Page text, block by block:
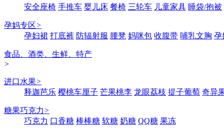
安全座椅 手推车 婴儿床 餐椅 三轮车 儿童家具 睡袋/抱被
孕妈专区>
孕妇裙 打底裤 防辐射服 腰凳 妈咪包 收腹带 哺乳文胸 孕
食品、酒类、生鲜、特产
>
进口水果>
释迦芭乐 樱桃车厘子 芒果桃李 龙眼荔枝 提子葡萄 奇异
糖果巧克力>
巧克力 口香糖 棒棒糖 软糖 奶糖 QQ糖 果冻